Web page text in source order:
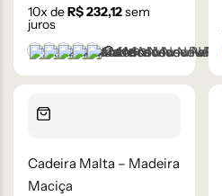
10x deR$232,12sem
juros
Castanho
Castanho Médio
Laca Branco
Laca Cinza
Laca Preta
+2 cores
Cadeira Malta – Madeira
Maciça